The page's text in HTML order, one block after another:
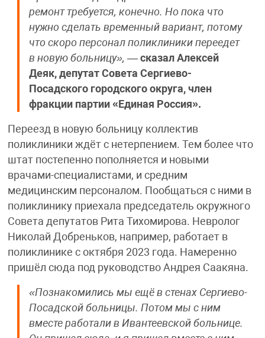
ремонт требуется, конечно. Но пока что
нужно сделать временный вариант, потому
что скоро персонал поликлиники переедет
в новую больницу», — сказал Алексей
Деяк, депутат Совета Сергиево-
Посадского городского округа, член
фракции партии «Единая Россия».
Переезд в новую больницу коллектив
поликлиники ждёт с нетерпением. Тем более что
штат постепенно пополняется и новыми
врачами-специалистами, и средним
медицинским персоналом. Пообщаться с ними в
поликлинику приехала председатель окружного
Совета депутатов Рита Тихомирова. Невролог
Николай Добреньков, например, работает в
поликлинике с октября 2023 года. Намеренно
пришёл сюда под руководство Андрея Саакяна.
«Познакомились мы ещё в стенах Сергиево-
Посадской больницы. Потом мы с ним
вместе работали в Ивантеевской больнице.